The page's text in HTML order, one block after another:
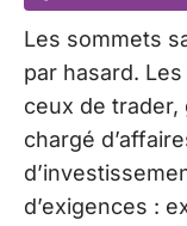
Les sommets
par hasard.
ceux de
chargé
d’exigences :